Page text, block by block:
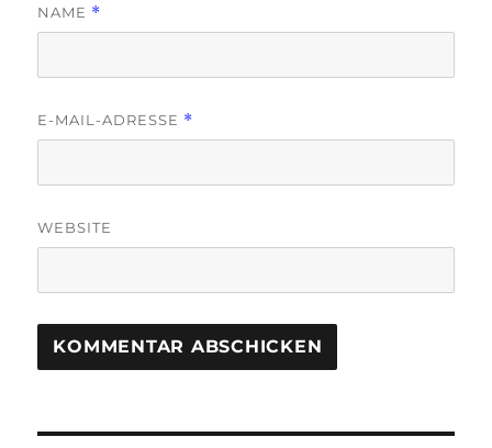
NAME *
E-MAIL-ADRESSE *
WEBSITE